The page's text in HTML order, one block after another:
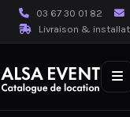
03 67 30 01 82
Livraison &